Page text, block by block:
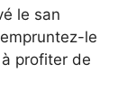
le san
le
profiter de